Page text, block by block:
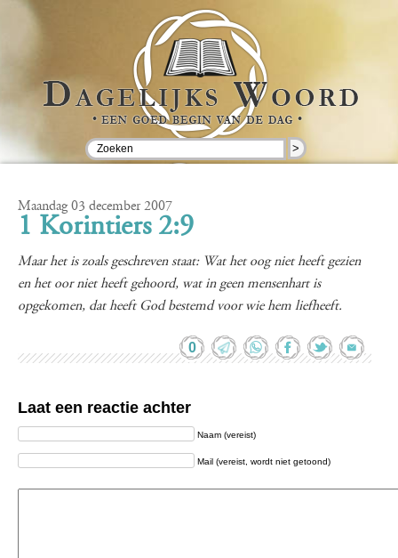
>
Maandag 03 december 2007
1 Korintiers 2:9
Maar het is zoals geschreven staat: Wat het oog niet heeft gezien
en het oor niet heeft gehoord, wat in geen mensenhart is
opgekomen, dat heeft God bestemd voor wie hem liefheeft.
0
Laat een reactie achter
Naam (vereist)
Mail (vereist, wordt niet getoond)